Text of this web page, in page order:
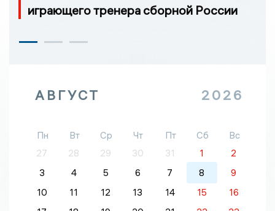
играющего тренера сборной России
АВГУСТ 2026
Пн Вт Ср Чт Пт Сб
Вс
27
28 29 30 31 1
2
3
4 5 6 7 8
9
10
11 12 13 14 15
16